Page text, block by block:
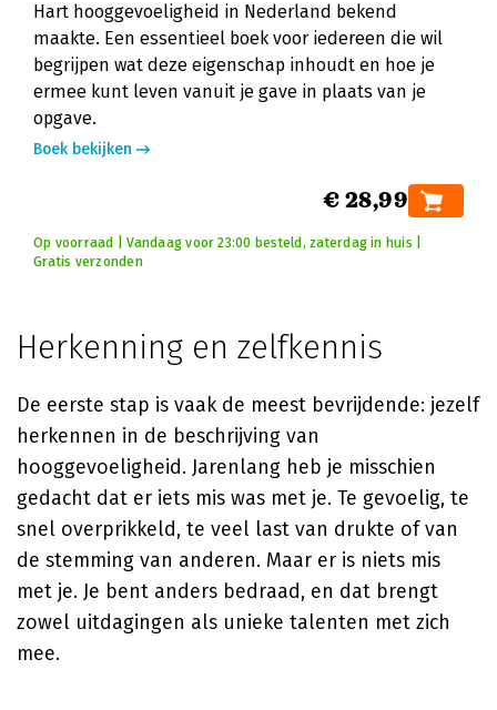
Hart hooggevoeligheid in Nederland bekend
maakte. Een essentieel boek voor iedereen die wil
begrijpen wat deze eigenschap inhoudt en hoe je
ermee kunt leven vanuit je gave in plaats van je
opgave.
Boek bekijken
€ 28,99
Op voorraad | Vandaag voor 23:00 besteld, zaterdag in huis |
Gratis verzonden
Herkenning en zelfkennis
De eerste stap is vaak de meest bevrijdende: jezelf
herkennen in de beschrijving van
hooggevoeligheid. Jarenlang heb je misschien
gedacht dat er iets mis was met je. Te gevoelig, te
snel overprikkeld, te veel last van drukte of van
de stemming van anderen. Maar er is niets mis
met je. Je bent anders bedraad, en dat brengt
zowel uitdagingen als unieke talenten met zich
mee.